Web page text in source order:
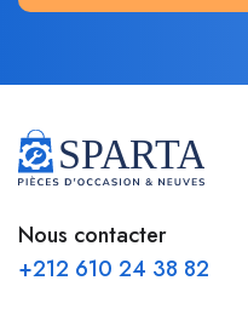
Nous contacter
+212 610 24 38 82